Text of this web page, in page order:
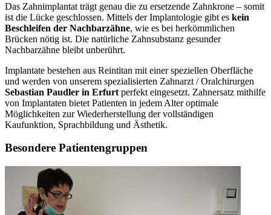
Das Zahnimplantat trägt genau die zu ersetzende Zahnkrone – somit
ist die Lücke geschlossen. Mittels der Implantologie gibt es kein
Beschleifen der Nachbarzähne, wie es bei herkömmlichen
Brücken nötig ist. Die natürliche Zahnsubstanz gesunder
Nachbarzähne bleibt unberührt.
Implantate bestehen aus Reintitan mit einer speziellen Oberfläche
und werden von unserem spezialisierten Zahnarzt / Oralchirurgen
Sebastian Paudler in Erfurt perfekt eingesetzt. Zahnersatz mithilfe
von Implantaten bietet Patienten in jedem Alter optimale
Möglichkeiten zur Wiederherstellung der vollständigen
Kaufunktion, Sprachbildung und Ästhetik.
Besondere Patientengruppen